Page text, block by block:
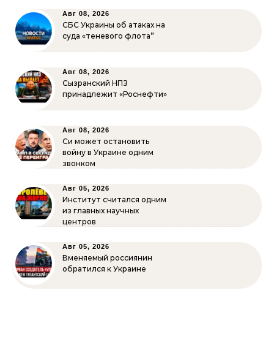
Авг 08, 2026
СБС Украины об атаках на
суда «теневого флота”
Авг 08, 2026
Сызранский НПЗ
принадлежит «Роснефти»
Авг 08, 2026
Си может остановить
войну в Украине одним
звонком
Авг 05, 2026
Институт считался одним
из главных научных
центров
Авг 05, 2026
Вменяемый россиянин
обратился к Украине